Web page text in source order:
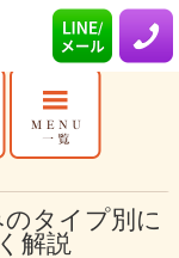
タイプ別に
解説